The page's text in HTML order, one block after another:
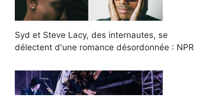
Syd et Steve Lacy, des internautes, se
délectent d'une romance désordonnée : NPR